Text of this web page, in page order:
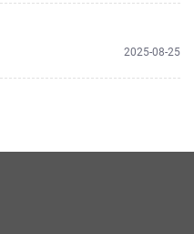
2025-08-25